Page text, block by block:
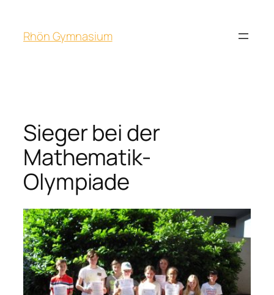
Rhön Gymnasium
Sieger bei der
Mathematik-
Olympiade